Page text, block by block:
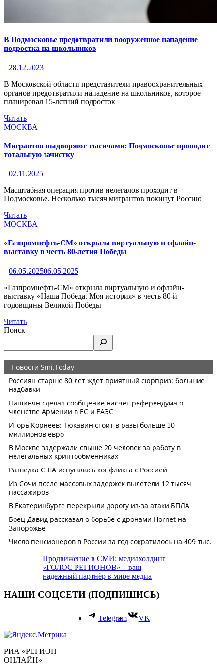
В Подмосковье предотвратили вооруженное нападение
подростка на школьников
28.12.2023
В Московской области представители правоохранительных
органов предотвратили нападение на школьников, которое
планировал 15-летний подросток
Читать
МОСКВА
Мигрантов выдворяют тысячами: Подмосковье проводит
тотальную зачистку
02.11.2025
Масштабная операция против нелегалов проходит в
Подмосковье. Несколько тысяч мигрантов покинут Россию
Читать
МОСКВА
«Газпромнефть-СМ» открыла виртуальную и офлайн-
выставку в честь 80-летия Победы
06.05.202506.05.2025
«Газпромнефть-СМ» открыла виртуальную и офлайн-
выставку «Наша Победа. Моя история» в честь 80-й
годовщины Великой Победы
Читать
Поиск
Продвижение в СМИ: медиахолдинг
«ГОЛОС РЕГИОНОВ» – ваш
надежный партнёр в мире медиа
НАШИ СОЦСЕТИ (ПОДПИШИСЬ)
Telegram VK
РИА «РЕГИОН
ОНЛАЙН»